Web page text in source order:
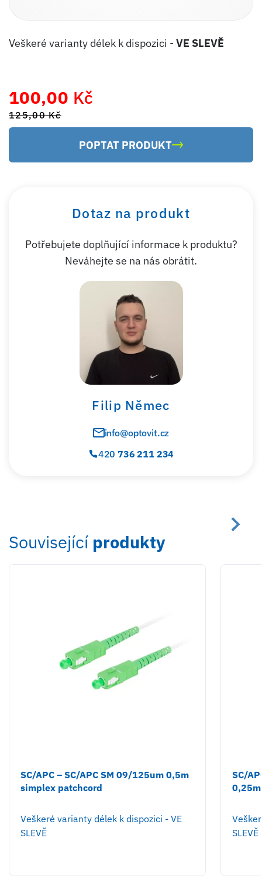
Veškeré varianty délek k dispozici - VE SLEVĚ
100,00 Kč
125,00 Kč
POPTAT PRODUKT
Dotaz na produkt
Potřebujete doplňující informace k produktu?
Neváhejte se na nás obrátit.
Filip Němec
info@optovit.cz
420736 211 234
Související produkty
SC/APC – SC/APC SM 09/125um 0,5m
simplex patchcord
Veškeré varianty délek k dispozici - VE
SLEVĚ
SC/
SLEVĚ